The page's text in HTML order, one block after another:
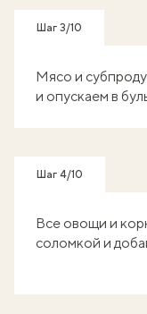
Шаг 3/10
Мясо и
и опускаем в
Шаг 4/10
Все овощи и
соломкой и